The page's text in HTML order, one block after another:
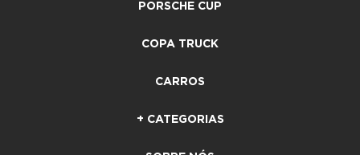
PORSCHE CUP
COPA TRUCK
CARROS
+ CATEGORIAS